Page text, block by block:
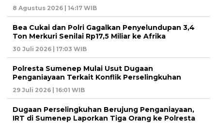
8 Agustus 2026 | 14:17 WIB
Bea Cukai dan Polri Gagalkan Penyelundupan 3,4
Ton Merkuri Senilai Rp17,5 Miliar ke Afrika
30 Juli 2026 | 17:03 WIB
Polresta Sumenep Mulai Usut Dugaan
Penganiayaan Terkait Konflik Perselingkuhan
29 Juli 2026 | 16:01 WIB
Dugaan Perselingkuhan Berujung Penganiayaan,
IRT di Sumenep Laporkan Tiga Orang ke Polresta